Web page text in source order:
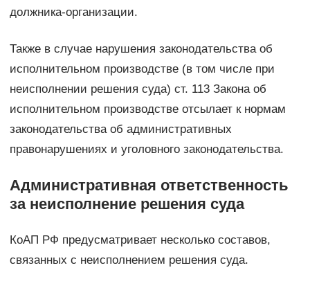
должника-организации.
Также в случае нарушения законодательства об
исполнительном производстве (в том числе при
неисполнении решения суда) ст. 113 Закона об
исполнительном производстве отсылает к нормам
законодательства об административных
правонарушениях и уголовного законодательства.
Административная ответственность
за неисполнение решения суда
КоАП РФ предусматривает несколько составов,
связанных с неисполнением решения суда.